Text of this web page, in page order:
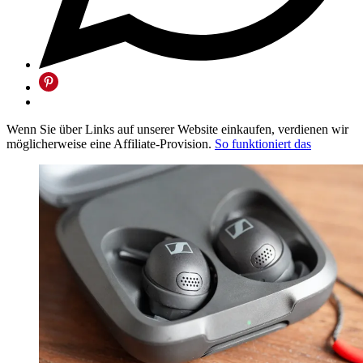
Wenn Sie über Links auf unserer Website einkaufen, verdienen wir
möglicherweise eine Affiliate-Provision. So funktioniert das